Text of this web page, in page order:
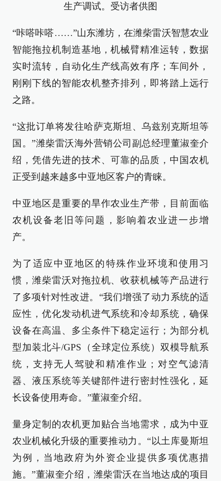
生产调试。受访者供图
“咔嗒咔嗒……”山东潍坊，在潍柴雷沃智慧农业
智能拖拉机制造基地，机械臂精准运转，数据
实时流转，自动化生产线高效有序；车间外，
刚刚下线的智能农机整齐排列，即将踏上远行
之路。
“这批订单将发往哈萨克斯坦、乌兹别克斯坦等
国。”潍柴雷沃海外营销公司副总经理董淑奎介
绍，凭借先进的技术、可靠的品质，中国农机
正受到越来越多中亚地区客户的青睐。
中亚地区是重要的旱作农业生产带，目前面临
农机设备老旧等问题，影响着农业进一步增
产。
为了适应中亚地区的特殊作业环境和使用习
惯，潍柴雷沃对拖拉机、收获机械等产品进行
了多项针对性改进。“我们增强了动力系统的适
应性，优化发动机进气系统和冷却系统，确保
设备在高温、多尘条件下稳定运行；为部分机
型加装北斗/GPS（全球定位系统）双模导航系
统，支持无人驾驶和精准作业；对空气滤清
器、液压系统等关键部件进行密封性强化，延
长设备使用寿命。”董淑奎介绍。
量身定制的农机更加贴合当地需求，成为中亚
农业机械化升级的重要推动力。“以土库曼斯坦
为例，当地政府为外资企业提供多项优惠措
施。”董淑奎介绍，潍柴雷沃在当地达成的项目